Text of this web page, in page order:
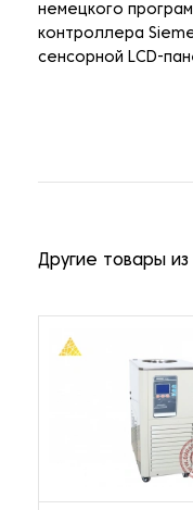
немецкого
контроллера
сенсорной LCD-
Другие товары из